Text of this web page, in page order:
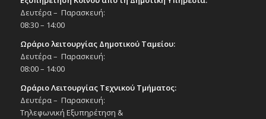
Δευτέρα – Παρασκευή:
08:30 – 14:00
Ωράριο λειτουργίας Δημοτικού Ταμείου:
Δευτέρα – Παρασκευή:
08:00 – 14:00
Ωράριο Λειτουργίας Τεχνικού Τμήματος:
Δευτέρα – Παρασκευή:
Τηλεφωνική Εξυπηρέτηση &